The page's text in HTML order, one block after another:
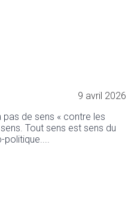
9 avril 2026
pas de sens « contre les
Tout sens est sens du
politique.